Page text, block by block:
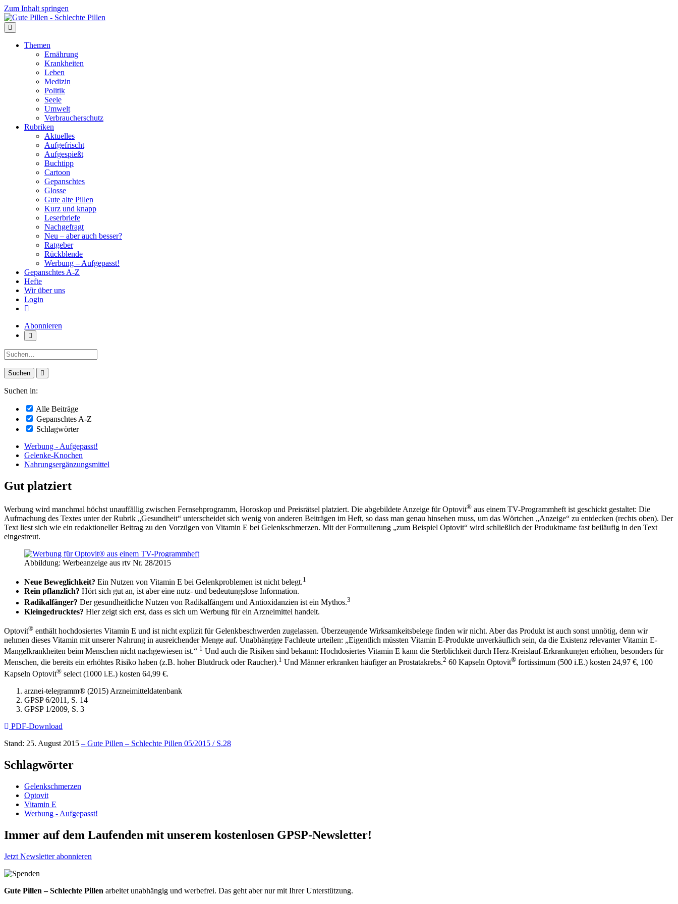
Zum Inhalt springen
Themen
Ernährung
Krankheiten
Leben
Medizin
Politik
Seele
Umwelt
Verbraucherschutz
Rubriken
Aktuelles
Aufgefrischt
Aufgespießt
Buchtipp
Cartoon
Gepanschtes
Glosse
Gute alte Pillen
Kurz und knapp
Leserbriefe
Nachgefragt
Neu – aber auch besser?
Ratgeber
Rückblende
Werbung – Aufgepasst!
Gepanschtes A-Z
Hefte
Wir über uns
Login
Abonnieren
Suche:
Suchen in:
Alle Beiträge
Gepanschtes A-Z
Schlagwörter
Werbung - Aufgepasst!
Gelenke-Knochen
Nahrungsergänzungsmittel
Gut platziert
Werbung wird manchmal höchst unauffällig zwischen Fernsehprogramm, Horoskop und Preisrätsel platziert. Die abgebildete Anzeige für Optovit® aus einem TV-Programmheft ist geschickt gestaltet: Die
Aufmachung des Textes unter der Rubrik „Gesundheit“ unterscheidet sich wenig von anderen Beiträgen im Heft, so dass man genau hinsehen muss, um das Wörtchen „Anzeige“ zu entdecken (rechts oben). Der
Text liest sich wie ein redaktioneller Beitrag zu den Vorzügen von Vitamin E bei Gelenkschmerzen. Mit der Formulierung „zum Beispiel Optovit“ wird schließlich der Produktname fast beiläufig in den Text
eingestreut.
Abbildung: Werbeanzeige aus rtv Nr. 28/2015
Neue Beweglichkeit? Ein Nutzen von Vitamin E bei Gelenkproblemen ist nicht belegt.1
Rein pflanzlich? Hört sich gut an, ist aber eine nutz- und bedeutungslose Information.
Radikalfänger? Der gesundheitliche Nutzen von Radikalfängern und Antioxidanzien ist ein Mythos.3
Kleingedrucktes? Hier zeigt sich erst, dass es sich um Werbung für ein Arzneimittel handelt.
Optovit® enthält hochdosiertes Vitamin E und ist nicht explizit für Gelenkbeschwerden zugelassen. Überzeugende Wirksamkeitsbelege finden wir nicht. Aber das Produkt ist auch sonst unnötig, denn wir
nehmen dieses Vitamin mit unserer Nahrung in ausreichender Menge auf. Unabhängige Fachleute urteilen: „Eigentlich müssten Vitamin E-Produkte unverkäuflich sein, da die Existenz relevanter Vitamin E-
Mangelkrankheiten beim Menschen nicht nachgewiesen ist.“ 1 Und auch die Risiken sind bekannt: Hochdosiertes Vitamin E kann die Sterblichkeit durch Herz-Kreislauf-Erkrankungen erhöhen, besonders für
Menschen, die bereits ein erhöhtes Risiko haben (z.B. hoher Blutdruck oder Raucher).1 Und Männer erkranken häufiger an Prostatakrebs.2 60 Kapseln Optovit® fortissimum (500 i.E.) kosten 24,97 €, 100
Kapseln Optovit® select (1000 i.E.) kosten 64,99 €.
arznei-telegramm® (2015) Arzneimitteldatenbank
GPSP 6/2011, S. 14
GPSP 1/2009, S. 3
PDF-Download
Stand: 25. August 2015 – Gute Pillen – Schlechte Pillen 05/2015 / S.28
Schlagwörter
Gelenkschmerzen
Optovit
Vitamin E
Werbung - Aufgepasst!
Immer auf dem Laufenden mit unserem kostenlosen GPSP-Newsletter!
Jetzt Newsletter abonnieren
Gute Pillen – Schlechte Pillen arbeitet unabhängig und werbefrei. Das geht aber nur mit Ihrer Unterstützung.